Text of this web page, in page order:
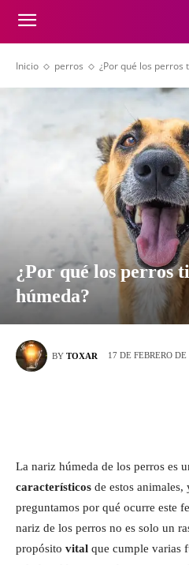
Inicio perros ¿Por qué los perros
¿Por qué los perros
húmeda?
BY TOXAR 17 DE FEBRERO DE
La nariz húmeda de los perros es
característicos de estos animales,
preguntamos por qué ocurre este
nariz de los perros no es solo un
propósito vital que cumple varias